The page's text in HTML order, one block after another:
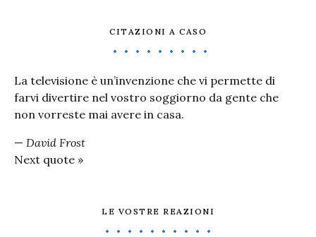
CITAZIONI A CASO
La televisione è un’invenzione che vi permette di
farvi divertire nel vostro soggiorno da gente che
non vorreste mai avere in casa.
— David Frost
Next quote »
LE VOSTRE REAZIONI